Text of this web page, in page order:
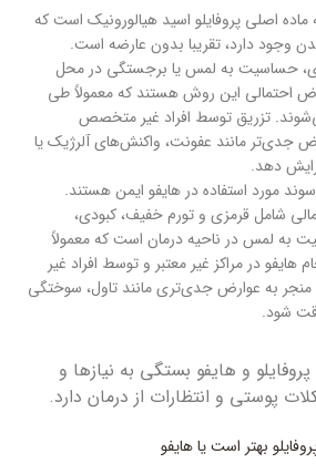
ماده اصلی پروفایلو اسید هیالورونیک است که
وجود دارد، تقریبا بدون عارضه است.
حساسیت به لمس یا برجستگی در محل
احتمالی این روش هستند که معمولاً طی
تزریق توسط افراد غیر متخصص
جدی‌تر مانند عفونت، واکنش‌های آلرژیک یا
دهد.
مورد استفاده در هایفو ایمن هستند.
شامل قرمزی و تورم خفیف، کبودی،
به لمس در ناحیه درمان است که معمولاً
هایفو در مراکز غیر معتبر و توسط افراد غیر
به عوارض جدی‌تری مانند تاول، سوختگی
شود.
و هایفو بستگی به نیازها و
پوستی و انتظارات از درمان دارد.